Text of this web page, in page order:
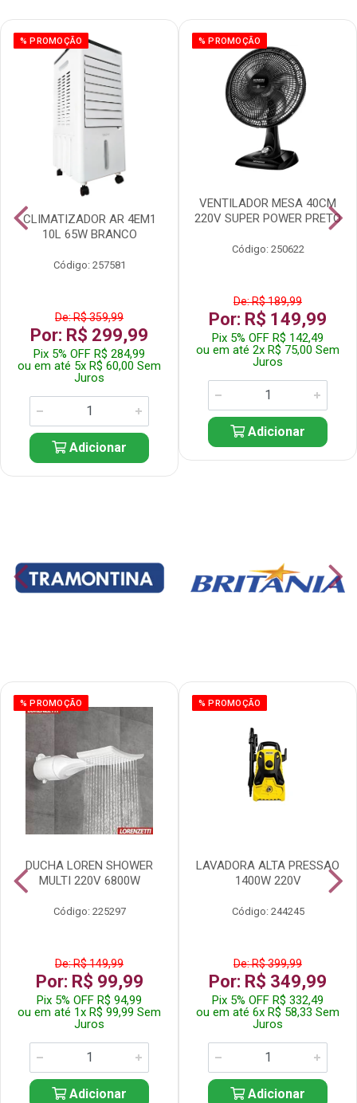
% PROMOÇÃO
CLIMATIZADOR AR 4EM1
10L 65W BRANCO
Código: 257581
De: R$ 359,99
Por: R$ 299,99
Pix 5% OFF R$ 284,99
ou em até 5x R$ 60,00 Sem
Juros
Adicionar
% PROMOÇÃO
VENTILADOR MESA 40CM
220V SUPER POWER PRETO
Código: 250622
De: R$ 189,99
Por: R$ 149,99
Pix 5% OFF R$ 142,49
ou em até 2x R$ 75,00 Sem
Juros
Adicionar
% PROMOÇÃO
DUCHA LOREN SHOWER
MULTI 220V 6800W
Código: 225297
De: R$ 149,99
Por: R$ 99,99
Pix 5% OFF R$ 94,99
ou em até 1x R$ 99,99 Sem
Juros
Adicionar
% PROMOÇÃO
LAVADORA ALTA PRESSAO
1400W 220V
Código: 244245
De: R$ 399,99
Por: R$ 349,99
Pix 5% OFF R$ 332,49
ou em até 6x R$ 58,33 Sem
Juros
Adicionar